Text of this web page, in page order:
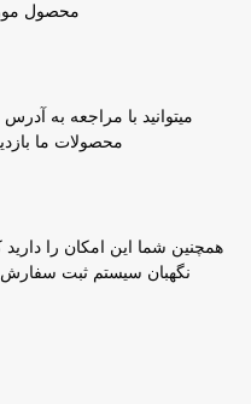
محصول
میتوانید با مراجعه به
محصولات ما
همچنین شما این امکان را
نگهبان سیستم ثبت